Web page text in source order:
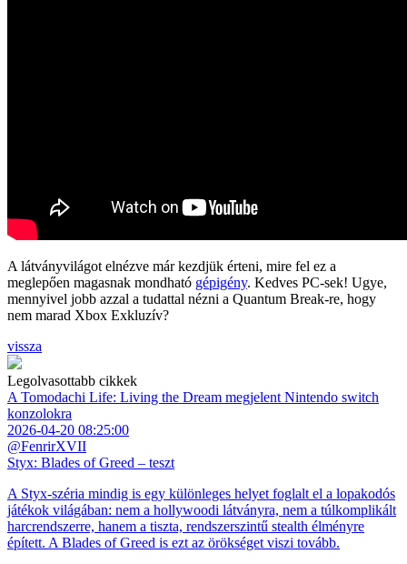
A látványvilágot elnézve már kezdjük érteni, mire fel ez a
meglepően magasnak mondható gépigény. Kedves PC-sek! Ugye,
mennyivel jobb azzal a tudattal nézni a Quantum Break-re, hogy
nem marad Xbox Exkluzív?
vissza
Legolvasottabb cikkek
A Tomodachi Life: Living the Dream megjelent Nintendo switch
konzolokra
2026-04-20 08:25:00
@FenrirXVII
Styx: Blades of Greed – teszt
A Styx-széria mindig is egy különleges helyet foglalt el a lopakodós
játékok világában: nem a hollywoodi látványra, nem a túlkomplikált
harcrendszerre, hanem a tiszta, rendszerszintű stealth élményre
épített. A Blades of Greed is ezt az örökséget viszi tovább.